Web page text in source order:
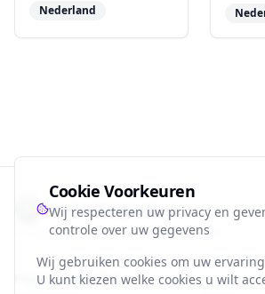
Cookie Voorkeuren
Wij respecteren uw privacy en
controle over uw gegevens
Wij gebruiken cookies om uw
U kunt kiezen welke cookies u wilt
Nederland
Voetbalbiografie.nl
2026Alle rechten voorbehouden.
Populaire Landen